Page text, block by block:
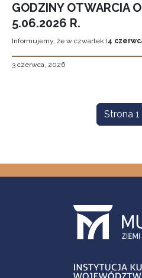
GODZINY OTWARCIA
5.06.2026 R.
Informujemy, że w czwartek (4
3 czerwca, 2026
Strona 1